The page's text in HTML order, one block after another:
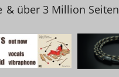
& über 3 Million